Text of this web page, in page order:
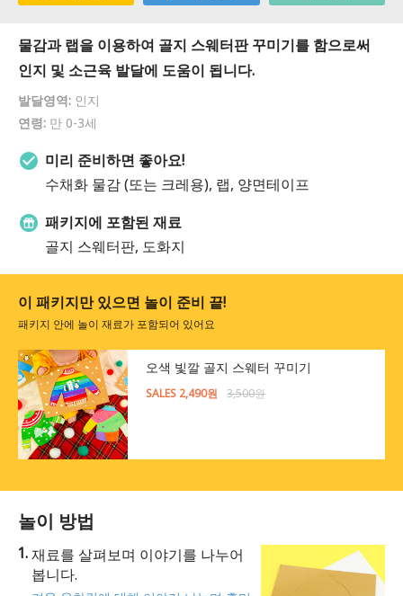
물감과 랩을 이용하여 골지 스웨터판 꾸미기를 함으로써
인지 및 소근육 발달에 도움이 됩니다.
발달영역: 인지
연령: 만 0-3세
미리 준비하면 좋아요!
수채화 물감 (또는 크레용), 랩, 양면테이프
패키지에 포함된 재료
골지 스웨터판, 도화지
이 패키지만 있으면 놀이 준비 끝!
패키지 안에 놀이 재료가 포함되어 있어요
오색 빛깔 골지 스웨터 꾸미기
SALES 2,490원 3,500원
놀이 방법
재료를 살펴보며 이야기를 나누어
봅니다.